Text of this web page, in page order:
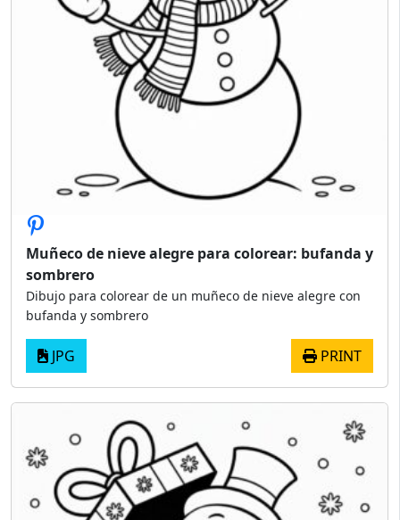
Muñeco de nieve alegre para colorear: bufanda y
sombrero
Dibujo para colorear de un muñeco de nieve alegre con
bufanda y sombrero
JPG PRINT